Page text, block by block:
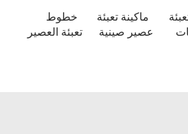
ماكينة تعبئة
عصير صينية
خطوط
تعبئة العصير